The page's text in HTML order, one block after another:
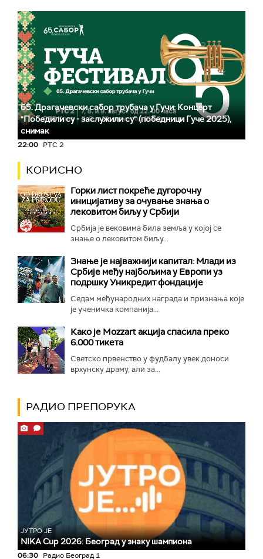
65. Драгачевски сабор трубача у Гучи: Концерт
"Победили су - заслужили су" (победници Гуче 2025),
снимак
22:00 РТС 2
КОРИСНО
Горки лист покреће дугорочну
иницијативу за очување знања о
лековитом биљу у Србији
Србија је вековима била земља у којој се
знање о лековитом биљу...
Знање је најважнији капитал: Млади из
Србије међу најбољима у Европи уз
подршку Уникредит фондације
Седам међународних награда и признања које
је ученичка компанија...
Како је Mozzart акција спасила преко
6.000 тикета
Светско првенство у фудбалу увек доноси
врхунску драму, али за...
РАДИО ПРЕПОРУКА
ЈУТРО ЈЕ
NIKA Cup 2026: Београд у знаку шампиона
06:30 Радио Београд 1